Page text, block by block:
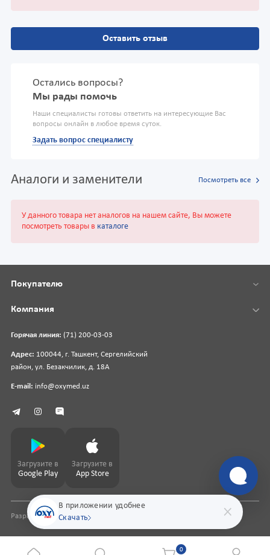
Оставить отзыв
Остались вопросы?
Мы рады помочь
Наши специалисты готовы ответить на интересующие Вас
вопросы онлайн в любое время суток.
Задать вопрос специалисту
Аналоги и заменители Посмотреть все
У данного товара нет аналогов на нашем сайте, Вы можете
посмотреть товары в каталоге
В приложении удобнее
Скачать
Горячая линия: (71) 200-03-03
Адрес: 100044, г. Ташкент, Сергелийский
район, ул. Безакчилик, д. 18А
E-mail: info@oxymed.uz
Покупателю
Компания
Загрузите в
Google Play
Загрузите в
App Store
Разработка сайтаpharmit.uz
0